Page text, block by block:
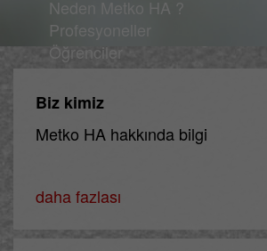
Neden Metko HA ?
Profesyoneller
Öğrenciler
Biz kimiz
Metko HA hakkında bilgi
daha fazlası